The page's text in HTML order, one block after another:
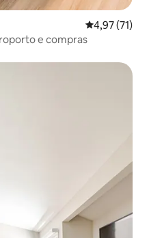
4,97 de uma
4,97 (71)
e compras
hóspedes